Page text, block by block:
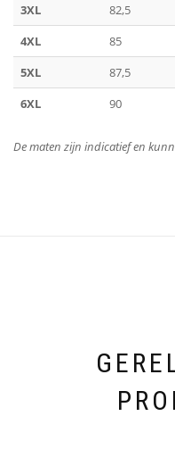
3XL
82,5
4XL
85
5XL
87,5
6XL
90
De maten zijn indicatief en